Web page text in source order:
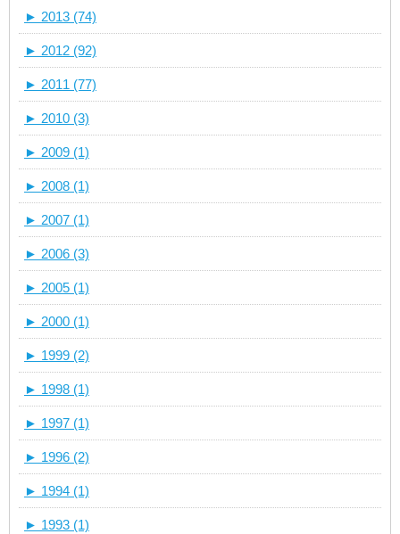
► 2013 (74)
► 2012 (92)
► 2011 (77)
► 2010 (3)
► 2009 (1)
► 2008 (1)
► 2007 (1)
► 2006 (3)
► 2005 (1)
► 2000 (1)
► 1999 (2)
► 1998 (1)
► 1997 (1)
► 1996 (2)
► 1994 (1)
► 1993 (1)